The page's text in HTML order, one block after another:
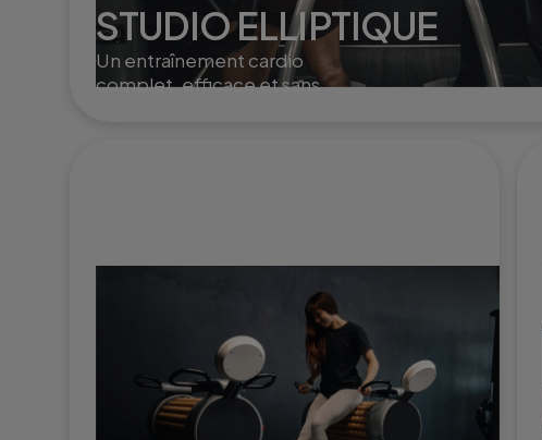
STUDIO ELLIPTIQUE
Un entraînement cardio
complet, efficace et sans